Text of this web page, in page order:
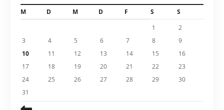
M
D M D F S
S
1
2
3
4 5 6 7 8
9
10
11 12 13 14 15
16
17
18 19 20 21 22
23
24
25 26 27 28 29
30
31